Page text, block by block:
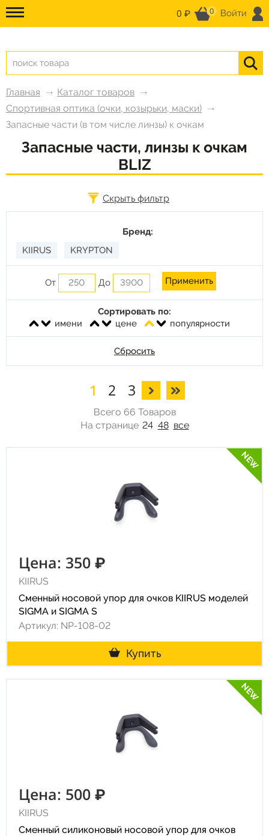
0 ₽ 0 Войти
Главная
Каталог товаров
Спортивная оптика (очки, козырьки, маски)
Запасные части (в том числе линзы) к очкам
Запасные части, линзы к очкам
BLIZ
Скрыть фильтр
Бренд:
KIIRUS
KRYPTON
Сортировать по:
имени
цене популярности
От До
Сбросить
1 2 3
Всего 66 Товаров
На странице 24 48 все
NEW
Цена: 350 ₽
KIIRUS
Сменный носовой упор для очков KIIRUS моделей
SIGMA и SIGMA S
Артикул: NP-108-02
Купить
NEW
Цена: 500 ₽
KIIRUS
Сменный силиконовый носовой упор для очков